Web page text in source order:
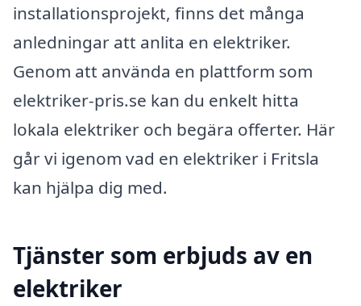
installationsprojekt, finns det många
anledningar att anlita en elektriker.
Genom att använda en plattform som
elektriker-pris.se kan du enkelt hitta
lokala elektriker och begära offerter. Här
går vi igenom vad en elektriker i Fritsla
kan hjälpa dig med.
Tjänster som erbjuds av en
elektriker